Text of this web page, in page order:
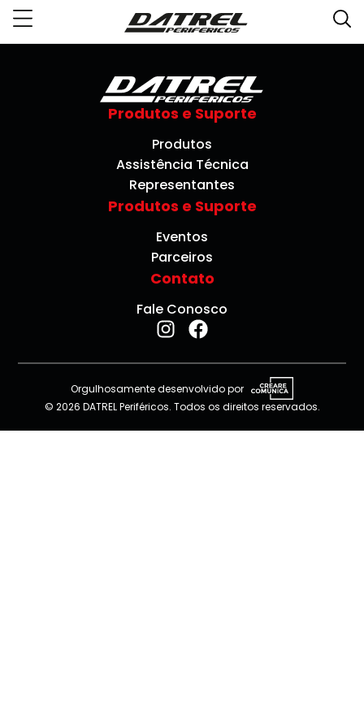
Produtos e Suporte
Produtos
Assistência Técnica
Representantes
Produtos e Suporte
Eventos
Parceiros
Contato
Fale Conosco
© 2026 DATREL Periféricos. Todos os direitos reservados.
Orgulhosamente desenvolvido por